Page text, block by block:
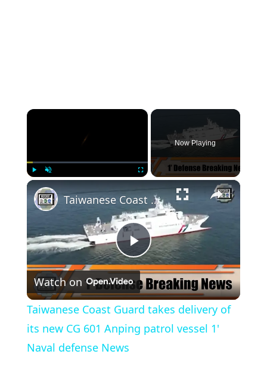
×
Now Playing
×
Play
Video
Taiwanese Coast Guard takes delivery of its new CG 601 Anping patrol vessel 1' Naval defense News
Watch on
Taiwanese Coast Guard takes delivery of
its new CG 601 Anping patrol vessel 1'
Naval defense News